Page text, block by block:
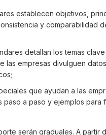
establecen objetivos,
y comparabilidad
detallan los temas
las empresas divulguen
que ayudan a las
a paso y ejemplos para
serán graduales. A partir